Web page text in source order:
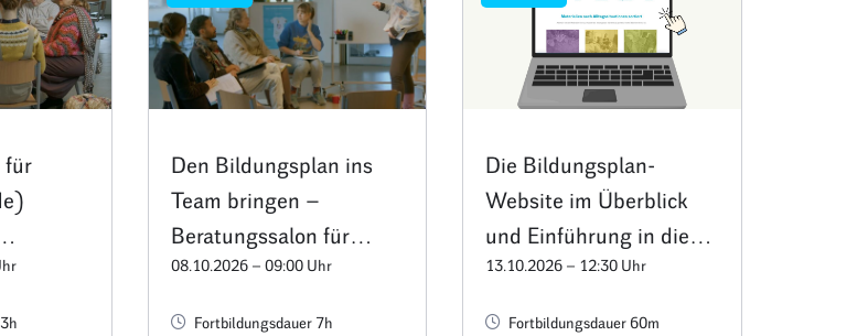
für
Den Bildungsplan ins
Team bringen –
Beratungssalon für
Leitungen und
08.10.2026 – 09:00 Uhr
Fortbildungsdauer 7h
Die Bildungsplan-
Website im Überblick
und Einführung in die
Materialien
13.10.2026 – 12:30 Uhr
Fortbildungsdauer 60m